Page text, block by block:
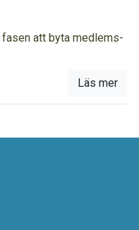
fasen att byta medlems-
Läs mer